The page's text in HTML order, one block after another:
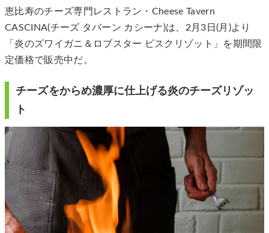
恵比寿のチーズ専門レストラン・Cheese Tavern
CASCINA(チーズ タバーン カシーナ)は、2月3日(月)より
「炎のズワイガニ＆ロブスター ビスクリゾット」を期間限
定価格で販売中だ。
チーズをからめ濃厚に仕上げる炎のチーズリゾッ
ト